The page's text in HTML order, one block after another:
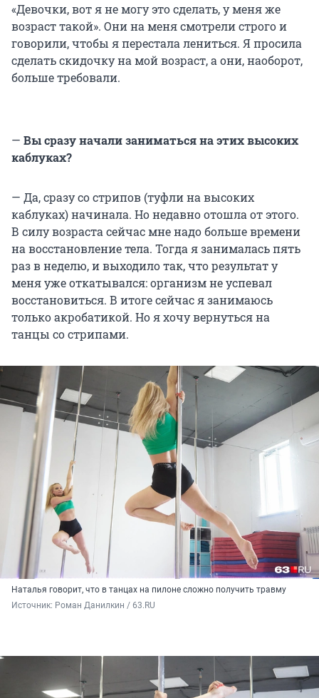
«Девочки, вот я не могу это сделать, у меня же
возраст такой». Они на меня смотрели строго и
говорили, чтобы я перестала лениться. Я просила
сделать скидочку на мой возраст, а они, наоборот,
больше требовали.
— Вы сразу начали заниматься на этих высоких
каблуках?
— Да, сразу со стрипов (туфли на высоких
каблуках) начинала. Но недавно отошла от этого.
В силу возраста сейчас мне надо больше времени
на восстановление тела. Тогда я занималась пять
раз в неделю, и выходило так, что результат у
меня уже откатывался: организм не успевал
восстановиться. В итоге сейчас я занимаюсь
только акробатикой. Но я хочу вернуться на
танцы со стрипами.
Наталья говорит, что в танцах на пилоне сложно получить травму
Источник: Роман Данилкин / 63.RU